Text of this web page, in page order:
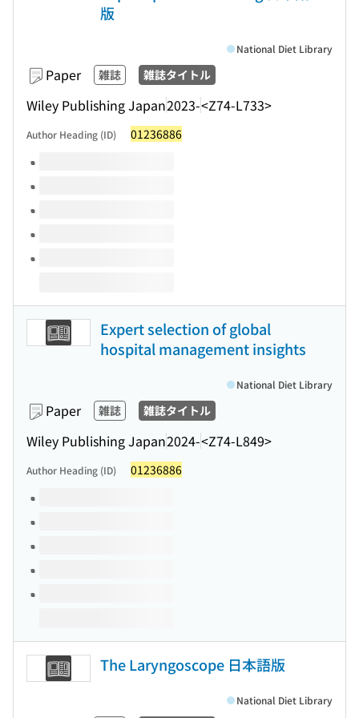
版
Paper 雑誌 雑誌タイトル
Wiley Publishing Japan2023-<Z74-L733>
National Diet Library
Author Heading (ID) 01236886
Volumes of this title
Expert selection of global
hospital management insights
Paper 雑誌 雑誌タイトル
Wiley Publishing Japan2024-<Z74-L849>
National Diet Library
Author Heading (ID) 01236886
Volumes of this title
The Laryngoscope 日本語版
National Diet Library